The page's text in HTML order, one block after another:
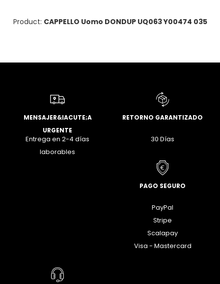
Product: CAPPELLO Uomo DONDUP UQ063 Y00474 035
MENSAJER&IACUTE;A
URGENTE
Entrega en 2-4 días
laborables
RETORNO GARANTIZADO
30 Días
PAGO SEGURO
PayPal
Stripe
Scalapay
Visa - Mastercard